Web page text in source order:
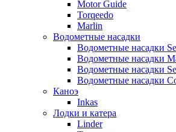
Motor Guide
Torqeedo
Marlin
Водометные насадки
Водометные насадки
Водометные насадки
Водометные насадки
Водометные насадки
Каноэ
Inkas
Лодки и катера
Linder